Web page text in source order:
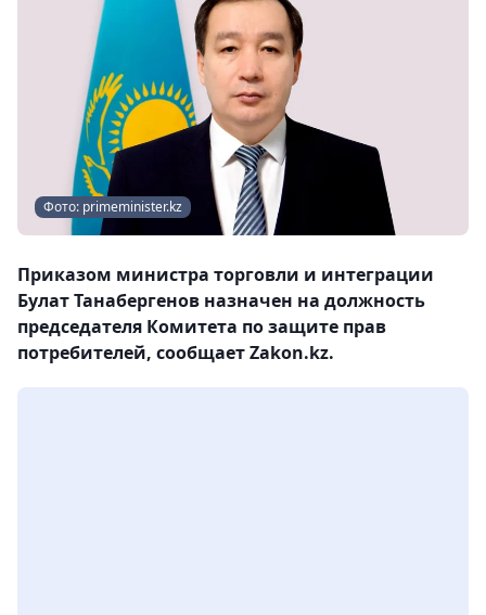
Фото: primeminister.kz
Приказом министра торговли и интеграции
Булат Танабергенов назначен на должность
председателя Комитета по защите прав
потребителей, сообщает Zakon.kz.